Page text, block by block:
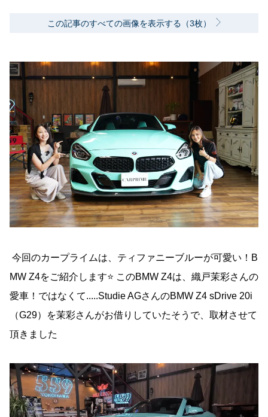
この記事のすべての画像を表示する（3枚）
今回のカープライムは、ティファニーブルーが可愛い！B
MW Z4をご紹介します⭐️ このBMW Z4は、織戸茉彩さんの
愛車！ではなくて.....Studie AGさんのBMW Z4 sDrive 20i
（G29）を茉彩さんがお借りしていたそうで、取材させて
頂きました